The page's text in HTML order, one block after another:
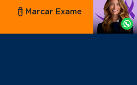
Agende
por
Whatsapp
Marcar Exame